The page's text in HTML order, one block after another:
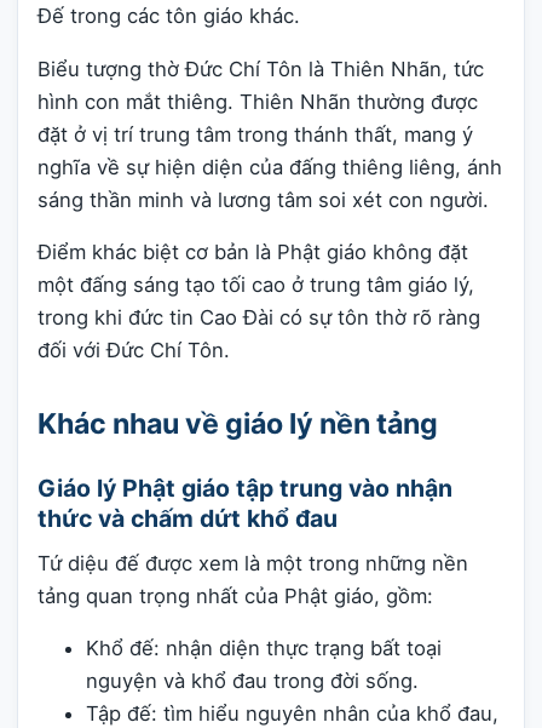
Đế trong các tôn giáo khác.
Biểu tượng thờ Đức Chí Tôn là Thiên Nhãn, tức
hình con mắt thiêng. Thiên Nhãn thường được
đặt ở vị trí trung tâm trong thánh thất, mang ý
nghĩa về sự hiện diện của đấng thiêng liêng, ánh
sáng thần minh và lương tâm soi xét con người.
Điểm khác biệt cơ bản là Phật giáo không đặt
một đấng sáng tạo tối cao ở trung tâm giáo lý,
trong khi đức tin Cao Đài có sự tôn thờ rõ ràng
đối với Đức Chí Tôn.
Khác nhau về giáo lý nền tảng
Giáo lý Phật giáo tập trung vào nhận
thức và chấm dứt khổ đau
Tứ diệu đế được xem là một trong những nền
tảng quan trọng nhất của Phật giáo, gồm:
Khổ đế: nhận diện thực trạng bất toại
nguyện và khổ đau trong đời sống.
Tập đế: tìm hiểu nguyên nhân của khổ đau,